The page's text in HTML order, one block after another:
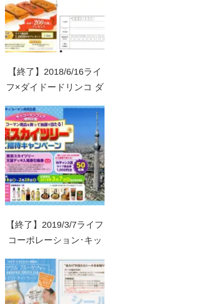
【終了】2018/6/16ライ
フ×ダイドードリンコ ダ
たる！銀座千疋屋 老舗
のおいしさプレゼント！
【終了】2019/3/7ライフ
コーポレーション･キッ
リーご招待キャンペーン